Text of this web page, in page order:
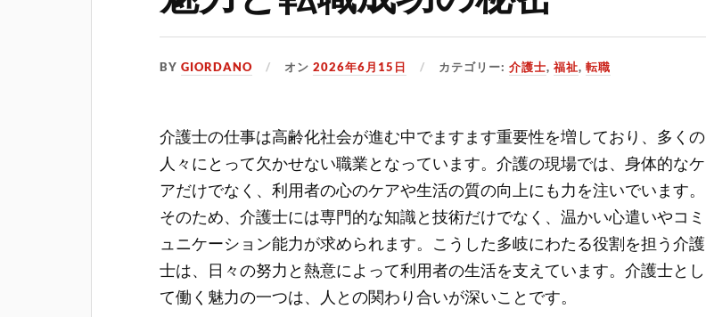
BYGIORDANO オン2026年6月15日 カテゴリー:介護士,福祉,転職
介護士の仕事は高齢化社会が進む中でますます重要性を増しており、多くの
人々にとって欠かせない職業となっています。介護の現場では、身体的なケ
アだけでなく、利用者の心のケアや生活の質の向上にも力を注いでいます。
そのため、介護士には専門的な知識と技術だけでなく、温かい心遣いやコミ
ュニケーション能力が求められます。こうした多岐にわたる役割を担う介護
士は、日々の努力と熱意によって利用者の生活を支えています。介護士とし
て働く魅力の一つは、人との関わり合いが深いことです。